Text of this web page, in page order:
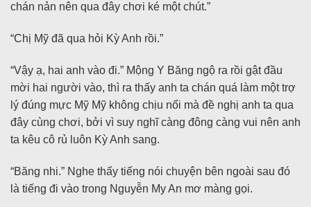
chán nản nên qua đây chơi ké một chút.”
“Chị Mỹ đã qua hỏi Kỳ Anh rồi.”
“Vậy ạ, hai anh vào đi.” Mộng Y Băng ngộ ra rồi gật đầu
mời hai người vào, thì ra thấy anh ta chán quá làm một trợ
lý đúng mực Mỹ Mỹ không chịu nổi mà đề nghị anh ta qua
đây cùng chơi, bởi vì suy nghĩ càng đông càng vui nên anh
ta kêu cô rủ luôn Kỳ Anh sang.
“Băng nhi.” Nghe thấy tiếng nói chuyện bên ngoài sau đó
là tiếng đi vào trong Nguyễn My An mơ màng gọi.